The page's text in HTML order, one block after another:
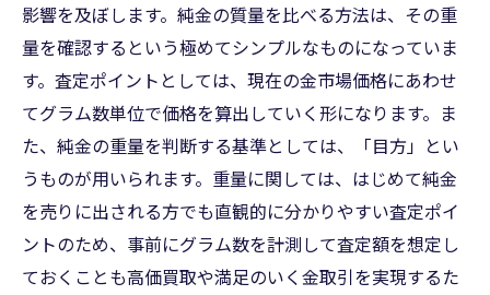
影響を及ぼします。純金の質量を比べる方法は、その重
量を確認するという極めてシンプルなものになっていま
す。査定ポイントとしては、現在の金市場価格にあわせ
てグラム数単位で価格を算出していく形になります。ま
た、純金の重量を判断する基準としては、「目方」とい
うものが用いられます。重量に関しては、はじめて純金
を売りに出される方でも直観的に分かりやすい査定ポイ
ントのため、事前にグラム数を計測して査定額を想定し
ておくことも高価買取や満足のいく金取引を実現するた